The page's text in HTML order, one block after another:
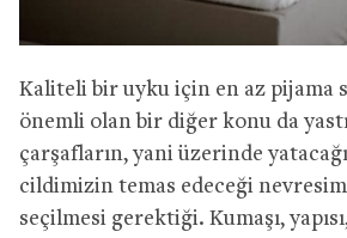
Kaliteli bir uyku için en az pijama
önemli olan bir diğer konu da
çarşafların, yani üzerinde
cildimizin temas edeceği nevresim
seçilmesi gerektiği. Kumaşı,